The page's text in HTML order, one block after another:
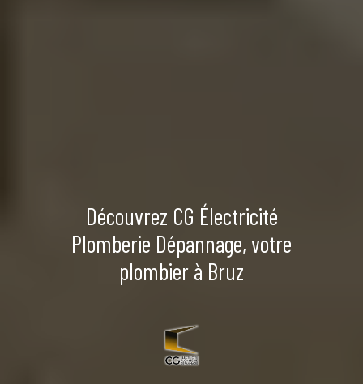
Découvrez CG Électricité
Plomberie Dépannage, votre
plombier à Bruz